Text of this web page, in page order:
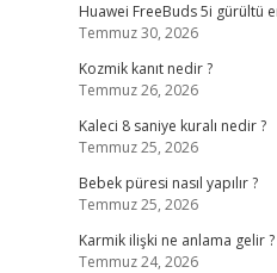
Huawei FreeBuds 5i gürültü
Temmuz 30, 2026
Kozmik kanıt nedir ?
Temmuz 26, 2026
Kaleci 8 saniye kuralı nedir ?
Temmuz 25, 2026
Bebek püresi nasıl yapılır ?
Temmuz 25, 2026
Karmik ilişki ne anlama gelir ?
Temmuz 24, 2026